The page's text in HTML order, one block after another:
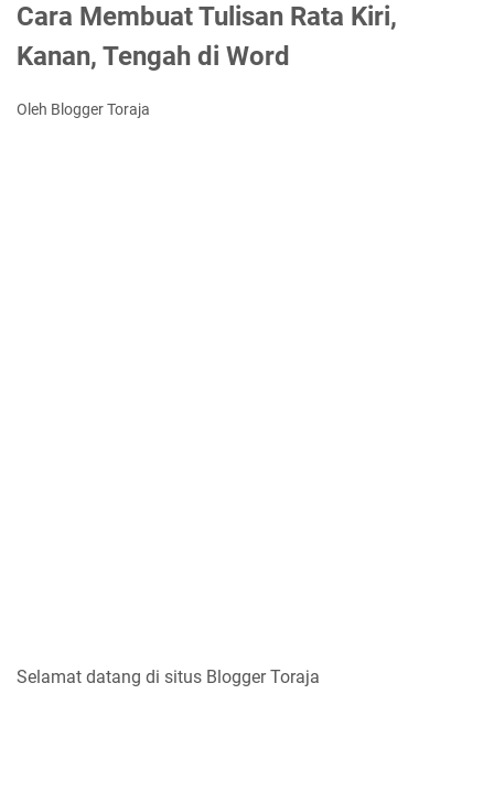
Cara Membuat Tulisan Rata Kiri,
Kanan, Tengah di Word
Oleh Blogger Toraja
Selamat datang di situs Blogger Toraja